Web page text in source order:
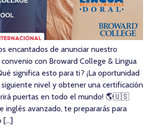
encantados de anunciar nuestro
con Broward College & Lingua
significa esto para ti? ¡La oportunidad
nivel y obtener una certificación
puertas en todo el mundo! 🌎🇺🇸
inglés avanzado, te prepararás para
[…]